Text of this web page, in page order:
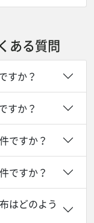
ある質問
すか？
すか？
ですか？
ですか？
はどのよう